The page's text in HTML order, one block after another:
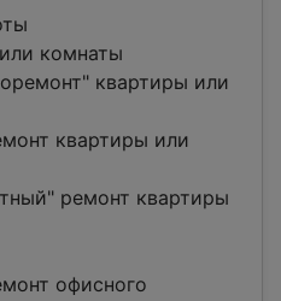
комнаты
квартиры или
квартиры или
ремонт квартиры
офисного